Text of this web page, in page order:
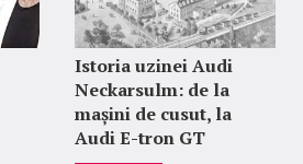
Istoria uzinei Audi
Neckarsulm: de la
mașini de cusut, la
Audi E-tron GT